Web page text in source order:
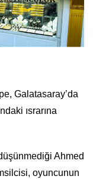
Galatasaray’da
ısrarına
Ahmed
oyuncunun